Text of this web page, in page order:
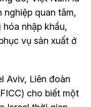
quan tâm,
nhập khẩu,
vụ sản xuất ở
Aviv, Liên đoàn
cho biết một